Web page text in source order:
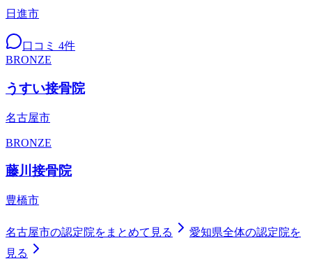
日進市
口コミ 4件
BRONZE
うすい接骨院
名古屋市
BRONZE
藤川接骨院
豊橋市
名古屋市の認定院をまとめて見る 愛知県全体の認定院を
見る